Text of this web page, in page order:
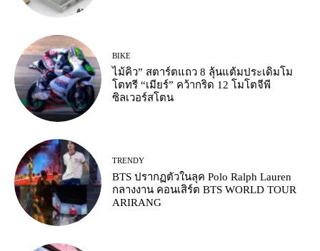
BIKE
ไม้คิว” สตาร์ตแถว 8 ลุ้นแต้มประเดิมโม
โตทรี “เมียร์” คว้ากริด 12 โมโตจีพี
ซิลเวอร์สโตน
TRENDY
BTS ปรากฏตัวในลุค Polo Ralph Lauren
กลางงาน คอนเสิร์ต BTS WORLD TOUR
ARIRANG